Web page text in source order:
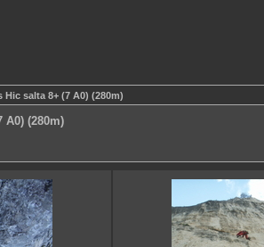
Hic salta 8+ (7 A0) (280m)
A0) (280m)